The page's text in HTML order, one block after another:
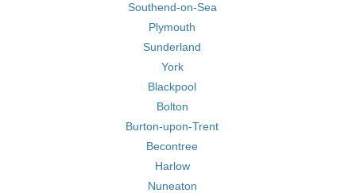
Southend-on-Sea
Plymouth
Sunderland
York
Blackpool
Bolton
Burton-upon-Trent
Becontree
Harlow
Nuneaton